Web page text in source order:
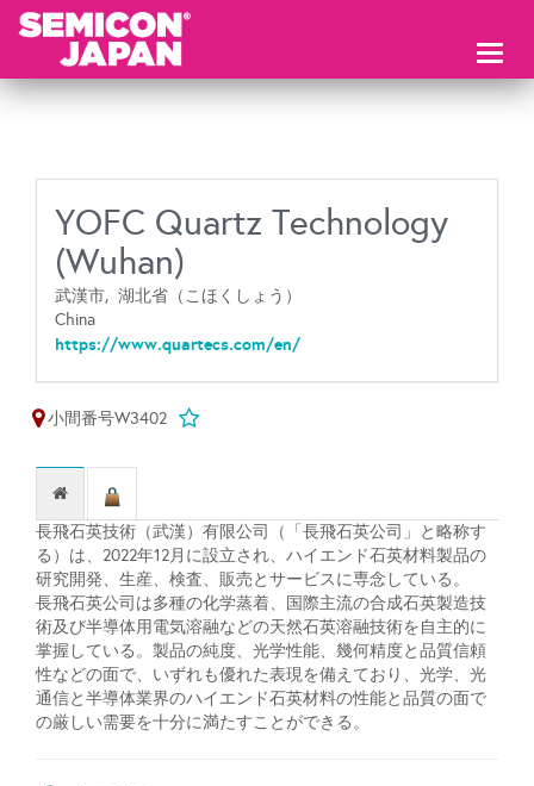
YOFC Quartz Technology
(Wuhan)
武漢市, 湖北省（こほくしょう）
China
https://www.quartecs.com/en/
小間番号W3402
長飛石英技術（武漢）有限公司（「長飛石英公司」と略称す
る）は、2022年12月に設立され、ハイエンド石英材料製品の
研究開発、生産、検査、販売とサービスに専念している。
長飛石英公司は多種の化学蒸着、国際主流の合成石英製造技
術及び半導体用電気溶融などの天然石英溶融技術を自主的に
掌握している。製品の純度、光学性能、幾何精度と品質信頼
性などの面で、いずれも優れた表現を備えており、光学、光
通信と半導体業界のハイエンド石英材料の性能と品質の面で
の厳しい需要を十分に満たすことができる。